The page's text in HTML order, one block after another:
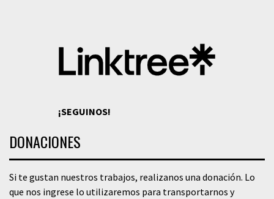
¡SEGUINOS!
DONACIONES
Si te gustan nuestros trabajos, realizanos una donación. Lo
que nos ingrese lo utilizaremos para transportarnos y